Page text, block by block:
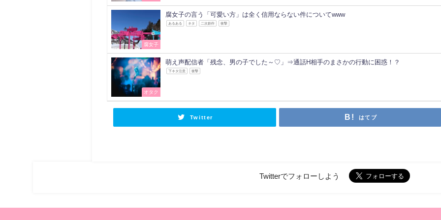
腐女子
腐女子の言う「可愛い方」は全く信用ならない件についてwww
あるある ネタ 二次創作 衝撃
オタク
萌え声配信者「残念、男の子でした～♡」⇒通話H相手のまさかの行動に困惑！？
下ネタ注意 衝撃
Twitter はてブ
Twitterでフォローしよう